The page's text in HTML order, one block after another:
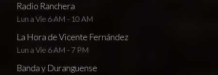
Radio Ranchera
Lun a Vie 6 AM - 10 AM
La Hora de Vicente Fernández
Lun a Vie 6 AM - 7 PM
Banda y Duranguense